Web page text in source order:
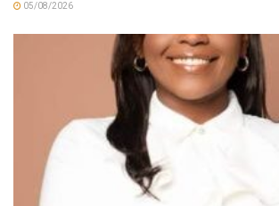
05/08/2026